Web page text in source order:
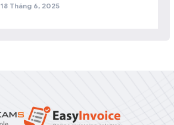
18 Tháng 6, 2025